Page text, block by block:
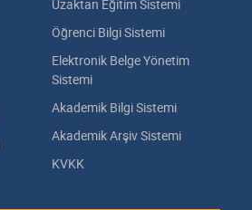
Uzaktan Eğitim Sistemi
Öğrenci Bilgi Sistemi
Elektronik Belge Yönetim
Sistemi
Akademik Bilgi Sistemi
Akademik Arşiv Sistemi
KVKK